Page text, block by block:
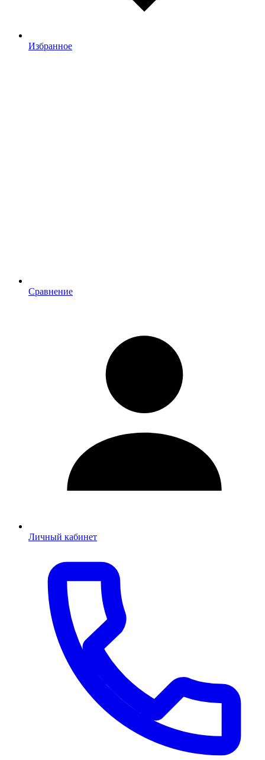
Избранное
Сравнение
Личный кабинет